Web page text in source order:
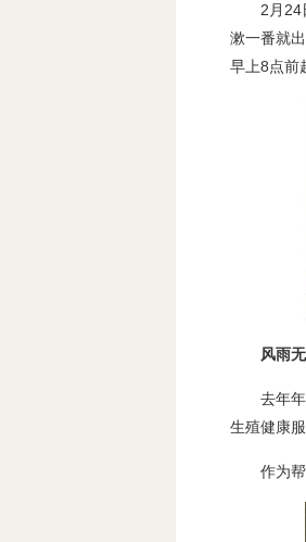
2月24
漱一番就
早上8点前
风雨
去年
生殖健康
作为